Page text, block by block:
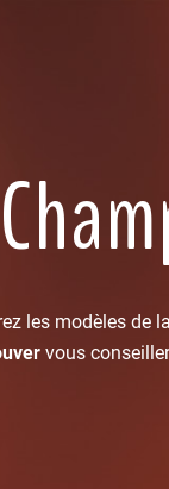
les modèles de
vous